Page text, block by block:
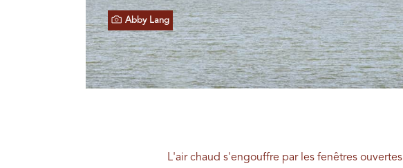
Abby Lang
L'air chaud s'engouffre par les fenêtres